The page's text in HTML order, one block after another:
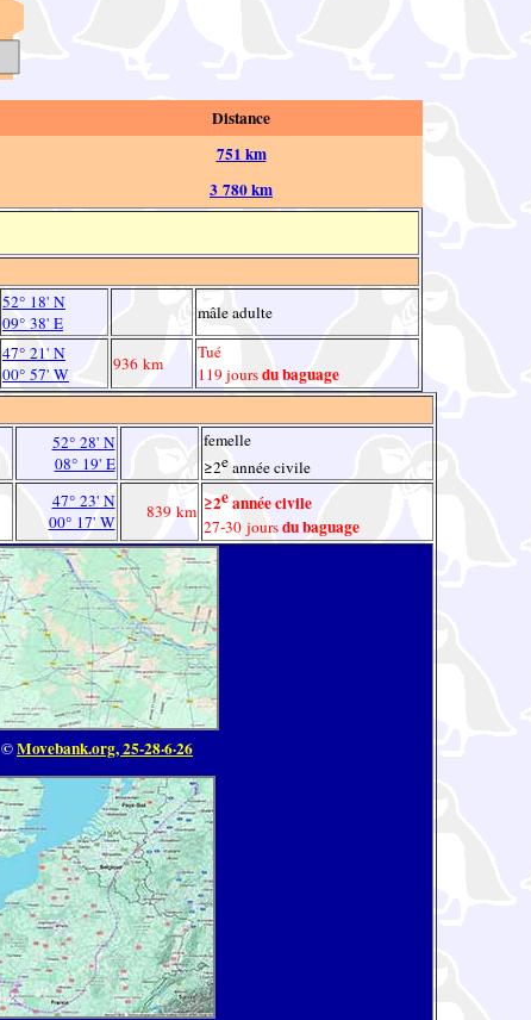
Distance
751 km
3 780 km
52° 18' N
09° 38' E
mâle adulte
47° 21' N
00° 57' W
936 km
Tué
119 joursdu baguage
52° 28' N
08° 19' E
femelle
≥2eannée civile
47° 23' N
00° 17' W
839 km ≥2eannée civile
27-30 joursdu baguage
©Movebank.org, 25-28·6·26